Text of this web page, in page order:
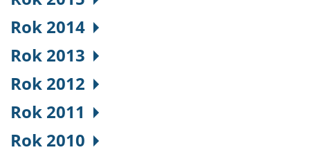
Rok 2014
Rok 2013
Rok 2012
Rok 2011
Rok 2010